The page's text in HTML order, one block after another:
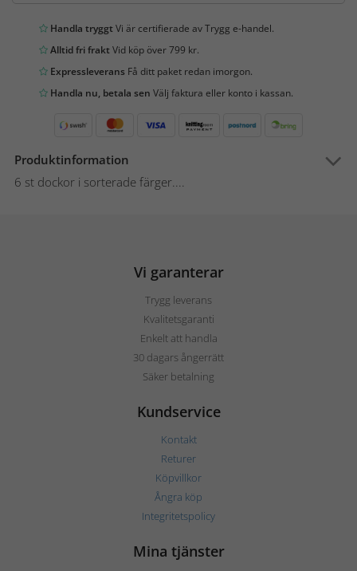
Handla tryggtVi är certifierade av Trygg e-handel.
Alltid fri fraktVid köp över 799 kr.
Expressleverans Få ditt paket redan imorgon.
Handla nu, betala sen Välj faktura eller konto i kassan.
Produktinformation
6 st dockor i sorterade färger....
Vi garanterar
Trygg leverans
Kvalitetsgaranti
Enkelt att handla
30 dagars ångerrätt
Säker betalning
Kundservice
Kontakt
Returer
Köpvillkor
Ångra köp
Integritetspolicy
Mina tjänster